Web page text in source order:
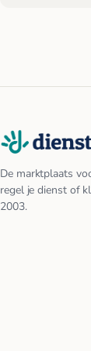
De marktplaats
regel je dienst of
2003.